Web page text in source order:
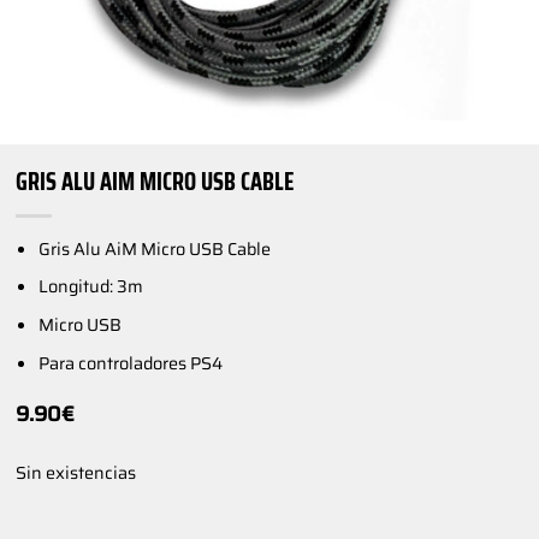
GRIS ALU AIM MICRO USB CABLE
Gris Alu AiM Micro USB Cable
Longitud: 3m
Micro USB
Para controladores PS4
9.90€
Sin existencias